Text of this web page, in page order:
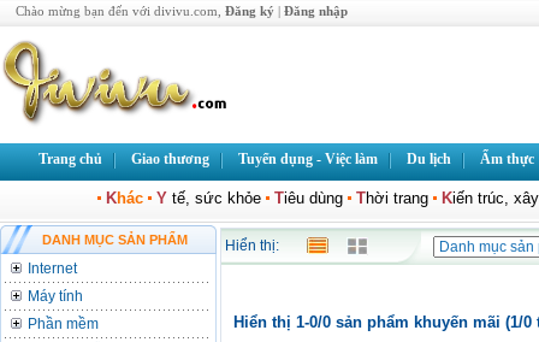
Chào mừng bạn đến với divivu.com, Đăng ký | Đăng nhập
Trang chủ Giao thương Tuyển dụng - Việc làm Du lịch Ẩm thực
Kiến trúc,
Thời trang
Tiêu dùng
Y tế, sức khỏe
Khác
DANH MỤC SẢN PHẨM
Internet
Máy tính
Phần mềm
Hiển thị:
Hiển thị 1-0/0 sản phẩm khuyến mãi (1/0